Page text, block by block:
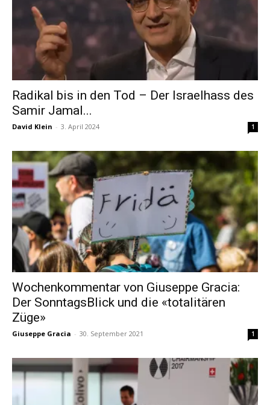
Radikal bis in den Tod – Der Israelhass des
Samir Jamal...
David Klein - 3. April 2024 1
Wochenkommentar von Giuseppe Gracia:
Der SonntagsBlick und die «totalitären
Züge»
Giuseppe Gracia - 30. September 2021 1